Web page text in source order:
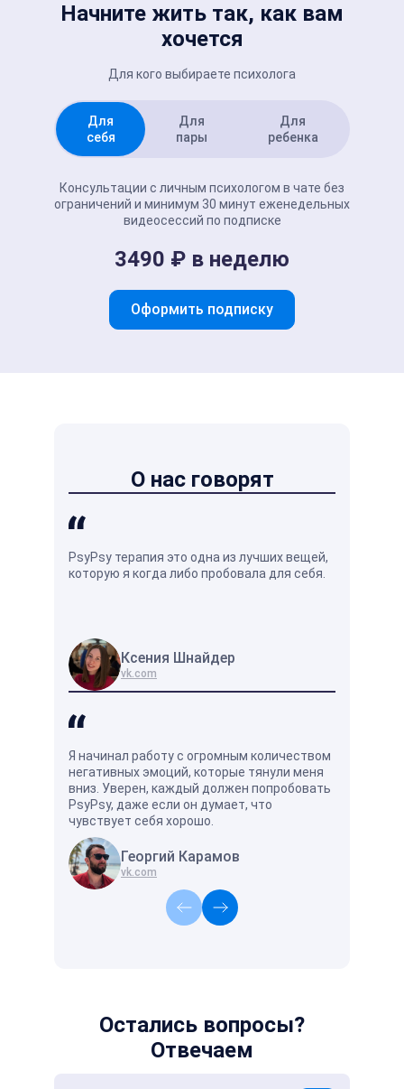
Начните жить так, как вам
хочется
Для кого выбираете психолога
Для
себя
Для
пары
Для
ребенка
Консультации с личным психологом в чате без
ограничений и минимум 30 минут еженедельных
видеосессий по подписке
3490 ₽ в неделю
Оформить подписку
О нас говорят
PsyPsy терапия это одна из лучших вещей,
которую я когда либо пробовала для себя.
Ксения Шнайдер
vk.com
Я начинал работу с огромным количеством
негативных эмоций, которые тянули меня
вниз. Уверен, каждый должен попробовать
PsyPsy, даже если он думает, что
чувствует себя хорошо.
Георгий Карамов
vk.com
Остались вопросы?
Отвечаем